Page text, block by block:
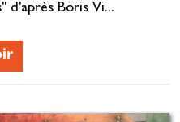
d'après Boris Vi...